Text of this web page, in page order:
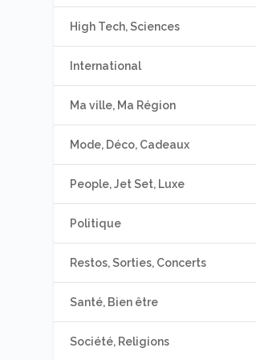
High Tech, Sciences
International
Ma ville, Ma Région
Mode, Déco, Cadeaux
People, Jet Set, Luxe
Politique
Restos, Sorties, Concerts
Santé, Bien être
Société, Religions